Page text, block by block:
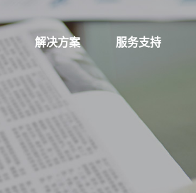
解决方案 服务支持